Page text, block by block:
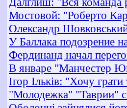
Мостовой: "Роберто
Олександр
У Баллака подозрение
Фердинанд начал
В январе "Манчестер
Ігор Ільків: "Хочу
"Молодежка" "Таврии"